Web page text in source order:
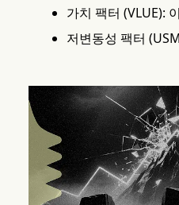
가치 팩터 (VLUE):
저변동성 팩터